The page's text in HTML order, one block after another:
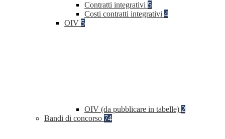
Contratti integrativi 5
Costi contratti integrativi 4
OIV 5
OIV (da pubblicare in tabelle) 2
Bandi di concorso 74